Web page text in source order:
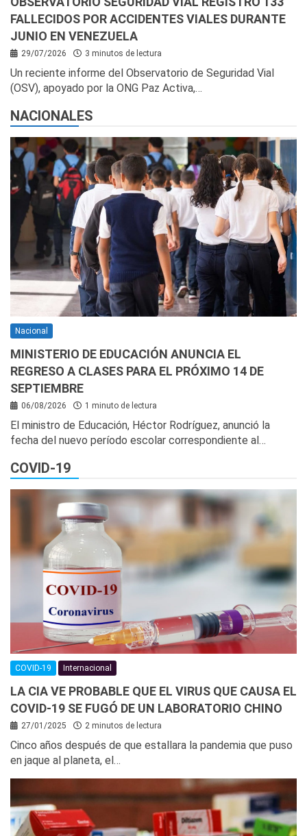
FALLECIDOS POR ACCIDENTES VIALES DURANTE
JUNIO EN VENEZUELA
29/07/2026 3 minutos de lectura
Un reciente informe del Observatorio de Seguridad Vial
(OSV), apoyado por la ONG Paz Activa,…
NACIONALES
Nacional
MINISTERIO DE EDUCACIÓN ANUNCIA EL
REGRESO A CLASES PARA EL PRÓXIMO 14 DE
SEPTIEMBRE
06/08/2026 1 minuto de lectura
El ministro de Educación, Héctor Rodríguez, anunció la
fecha del nuevo período escolar correspondiente al…
COVID-19
COVID-19 Internacional
LA CIA VE PROBABLE QUE EL VIRUS QUE CAUSA EL
COVID-19 SE FUGÓ DE UN LABORATORIO CHINO
27/01/2025 2 minutos de lectura
Cinco años después de que estallara la pandemia que puso
en jaque al planeta, el…